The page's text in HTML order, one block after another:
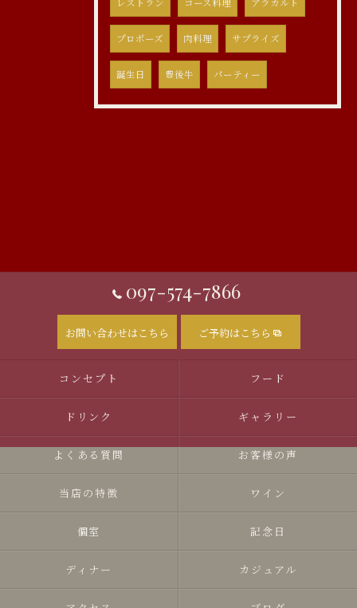
プロポーズ 肉料理 サプライズ
誕生日 豊後牛 パーティー
097-574-7866
お問い合わせはこちら ご予約はこちら
コンセプト フード
ドリンク ギャラリー
よくある質問 お客様の声
当店の特徴 ワイン
個室 記念日
ディナー カジュアル